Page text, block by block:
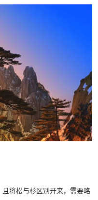
将松与杉区别开来，需要略